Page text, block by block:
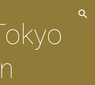
Skip to navigation